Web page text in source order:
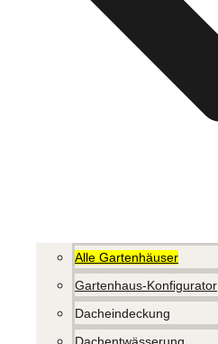
Alle Gartenhäuser
Gartenhaus-Konfigurator
Dacheindeckung